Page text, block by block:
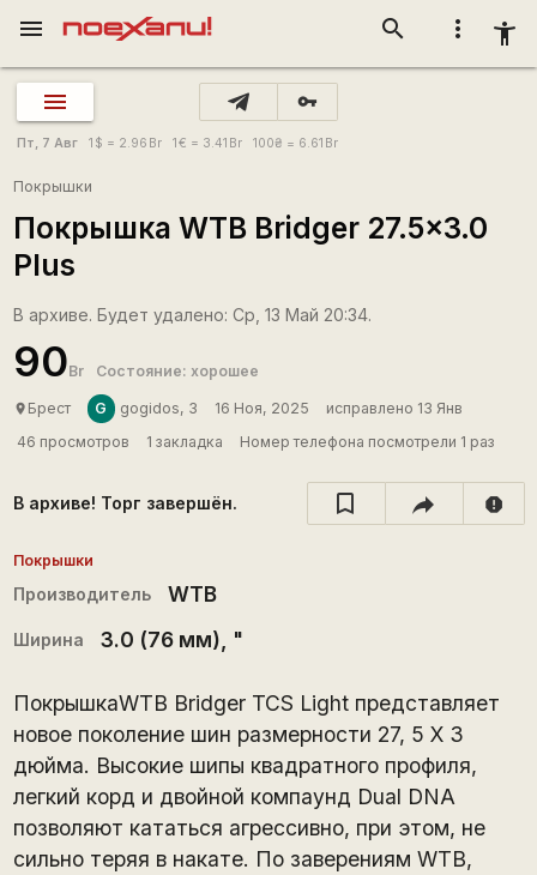
more_vert accessibility_new
search
menu
vpn_key
Пт, 7 Авг 1 $ = 2.96 Br 1€ = 3.41 Br 100₴ = 6.61 Br
Покрышки
Покрышка WTB Bridger 27.5x3.0
Plus
В архиве. Будет удалено: Ср, 13 Май 20:34.
90Br Состояние: хорошее
place Брест G gogidos, 3 16 Ноя, 2025
исправлено 13 Янв
46 просмотров
1 закладка Номер телефона посмотрели 1 раз
В архиве! Торг завершён. report
Покрышки
Производитель WTB
Ширина 3.0 (76 мм) , "
ПокрышкаWTB Bridger TCS Light представляет
новое поколение шин размерности 27, 5 Х 3
дюйма. Высокие шипы квадратного профиля,
легкий корд и двойной компаунд Dual DNA
позволяют кататься агрессивно, при этом, не
сильно теряя в накате. По заверениям WTB,